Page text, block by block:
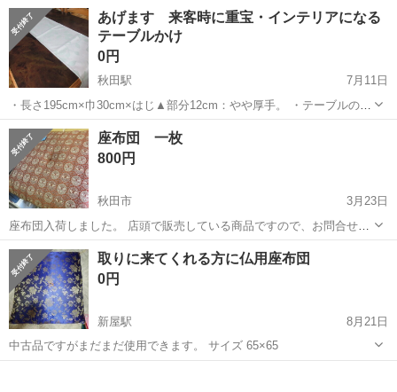
センチ 黄色 110✕150センチ 汚れやシミ、色あせはありませ
ん。
秋田 秋田市 土崎駅 ファブリック、カバー 布地
あげます 来客時に重宝・インテリアになる
テーブルかけ
0円
秋田駅
7月11日
・長さ195cm×巾30cm×はじ▲部分12cm：やや厚手。 ・テーブルの中
央にかけるだけで、お洒落感upになりますよ。 ・薄緑でリーフ模様。
・私は、テーブルかけの中央に花を飾っていました。 ・お引き取りに
来れる方。
秋田 秋田市 秋田駅 ファブリック、カバー
座布団 一枚
800円
秋田市
3月23日
座布団入荷しました。 店頭で販売している商品ですので、お問合せは
早めにお願いいたします。 税抜価格の表示です。 他にも家具や、古
着、ベビー用品、家電品など販売しております。 秋田市内の配達は別
途1000円からとなりま...
秋田 秋田市 ファブリック、カバー 従業員
取りに来てくれる方に仏用座布団
0円
新屋駅
8月21日
中古品ですがまだまだ使用できます。 サイズ 65×65